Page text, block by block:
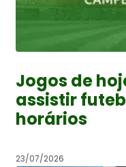
Jogos de
assistir
horários
23/07/2026